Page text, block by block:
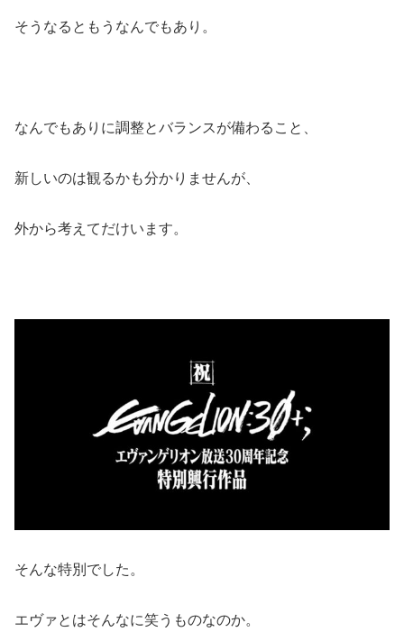
そうなるともうなんでもあり。
なんでもありに調整とバランスが備わること、
新しいのは観るかも分かりませんが、
外から考えてだけいます。
そんな特別でした。
エヴァとはそんなに笑うものなのか。